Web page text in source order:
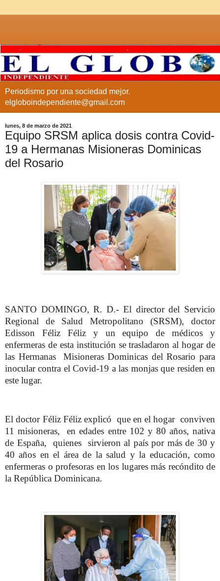
Periodismo por una sociedad mejor.
elgloboindependiente@gmail.com
lunes, 8 de marzo de 2021
Equipo SRSM aplica dosis contra Covid-
19 a Hermanas Misioneras Dominicas
del Rosario
SANTO DOMINGO, R. D.- El director del Servicio
Regional de Salud Metropolitano (SRSM), doctor
Edisson Féliz Féliz y un equipo de médicos y
enfermeras de esta institución se trasladaron al hogar de
las Hermanas Misioneras Dominicas del Rosario para
inocular contra el Covid-19 a las monjas que residen en
este lugar.
El doctor Féliz Féliz explicó que en el hogar conviven
11 misioneras, en edades entre 102 y 80 años, nativa
de España, quienes sirvieron al país por más de 30 y
40 años en el área de la salud y la educación, como
enfermeras o profesoras en los lugares más recóndito de
la República Dominicana.